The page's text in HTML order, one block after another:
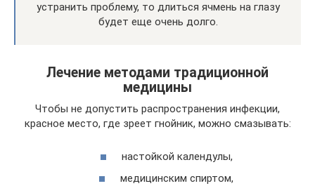
устранить проблему, то длиться ячмень на глазу
будет еще очень долго.
Лечение методами традиционной
медицины
Чтобы не допустить распространения инфекции,
красное место, где зреет гнойник, можно смазывать:
настойкой календулы,
медицинским спиртом,